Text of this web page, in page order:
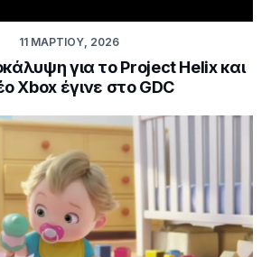
11 ΜΑΡΤΊΟΥ, 2026
για το Project Helix και
Xbox έγινε στο GDC